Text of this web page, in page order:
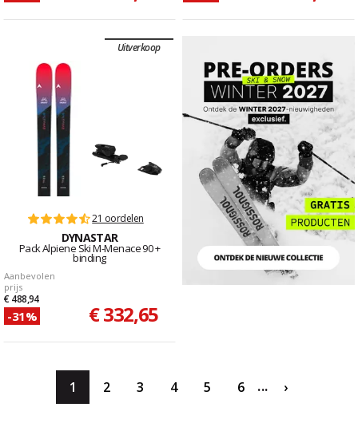
Uitverkoop
21 oordelen
DYNASTAR
Pack Alpiene Ski M-Menace 90 +
binding
Aanbevolen
prijs
€ 488,94
-31% € 332,65
1 2 3 4 5 6 ... ›